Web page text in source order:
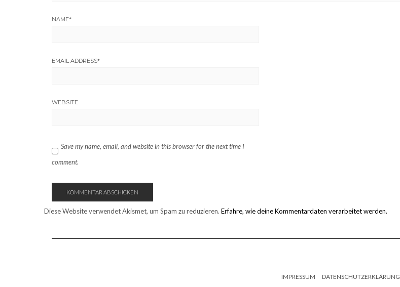
NAME*
EMAIL ADDRESS*
WEBSITE
Save my name, email, and website in this browser for the next time I
comment.
Diese Website verwendet Akismet, um Spam zu reduzieren. Erfahre, wie deine Kommentardaten verarbeitet werden.
IMPRESSUM DATENSCHUTZERKLÄRUNG